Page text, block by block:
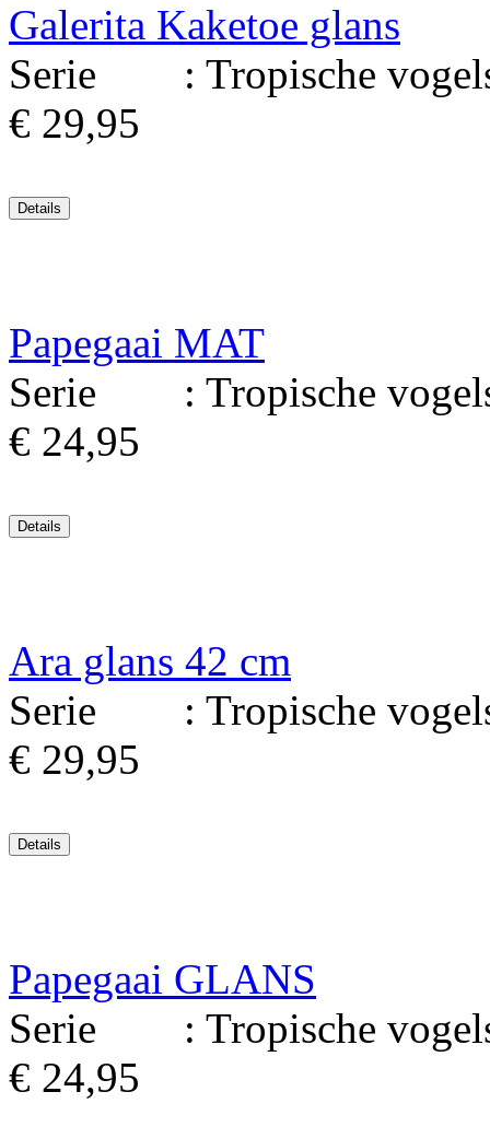
Galerita Kaketoe glans
Serie : Tropische
€ 29,95
Papegaai MAT
Serie : Tropische
€ 24,95
Ara glans 42 cm
Serie : Tropische
€ 29,95
Papegaai GLANS
Serie : Tropische
€ 24,95